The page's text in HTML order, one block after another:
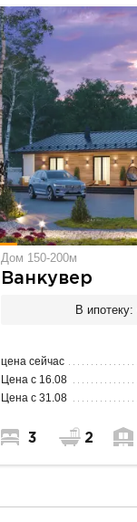
Дом 150-200м
Ванкувер
В ипотеку:
цена сейчас
Цена с 16.08
Цена с 31.08
3 2